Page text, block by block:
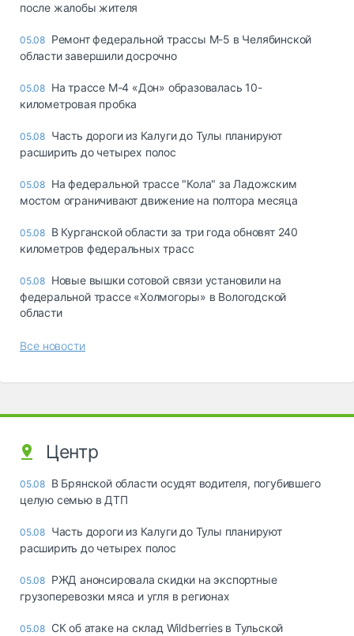
после жалобы жителя
05.08 Ремонт федеральной трассы М-5 в Челябинской
области завершили досрочно
05.08 На трассе М-4 «Дон» образовалась 10-
километровая пробка
05.08 Часть дороги из Калуги до Тулы планируют
расширить до четырех полос
05.08 На федеральной трассе "Кола" за Ладожским
мостом ограничивают движение на полтора месяца
05.08 В Курганской области за три года обновят 240
километров федеральных трасс
05.08 Новые вышки сотовой связи установили на
федеральной трассе «Холмогоры» в Вологодской
области
Все новости
Центр
05.08 В Брянской области осудят водителя, погубившего
целую семью в ДТП
05.08 Часть дороги из Калуги до Тулы планируют
расширить до четырех полос
05.08 РЖД анонсировала скидки на экспортные
грузоперевозки мяса и угля в регионах
05.08 СК об атаке на склад Wildberries в Тульской